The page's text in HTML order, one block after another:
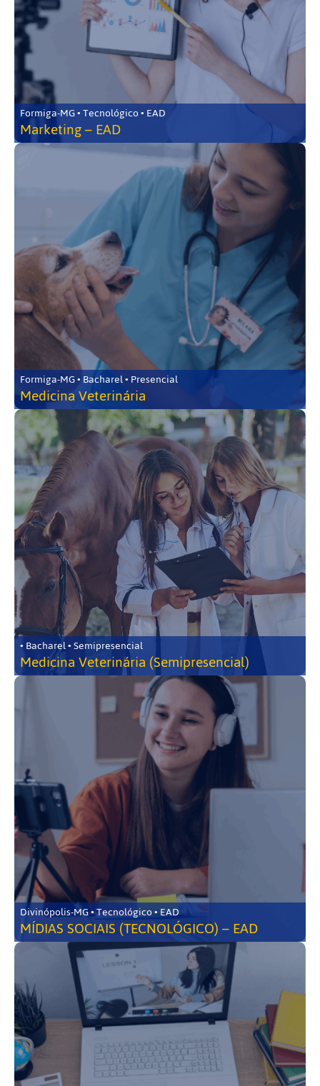
Formiga-MG • Tecnológico • EAD
Marketing – EAD
Formiga-MG • Bacharel • Presencial
Medicina Veterinária
• Bacharel • Semipresencial
Medicina Veterinária (Semipresencial)
Divinópolis-MG • Tecnológico • EAD
MÍDIAS SOCIAIS (TECNOLÓGICO) – EAD